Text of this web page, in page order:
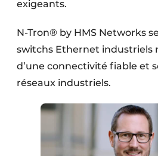
exigeants.
N-Tron® by HMS Networks
switchs Ethernet industriels
d’une connectivité fiable et
réseaux industriels.